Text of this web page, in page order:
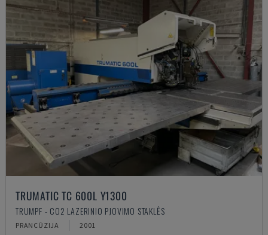
TRUMATIC TC 600L Y1300
TRUMPF - CO2 LAZERINIO PJOVIMO STAKLĖS
PRANCŪZIJA 2001